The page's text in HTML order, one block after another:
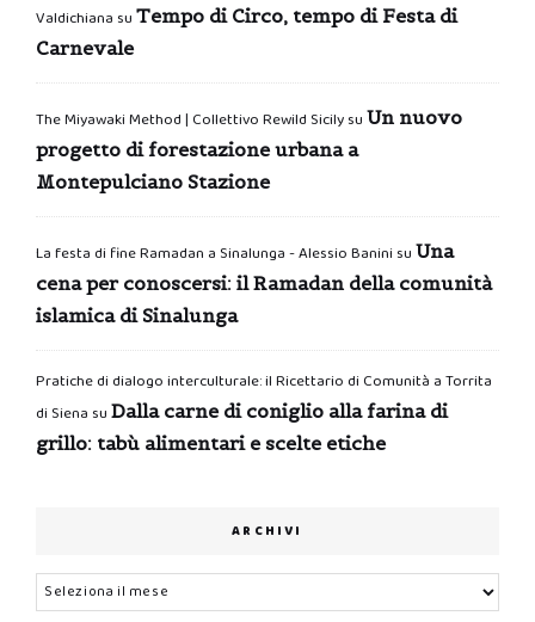
Valdichiana su Tempo di Circo, tempo di Festa di
Carnevale
The Miyawaki Method | Collettivo Rewild Sicilysu Un nuovo
progetto di forestazione urbana a
Montepulciano Stazione
La festa di fine Ramadan a Sinalunga - Alessio Banini su Una
cena per conoscersi: il Ramadan della comunità
islamica di Sinalunga
Pratiche di dialogo interculturale: il Ricettario di Comunità a Torrita
di Siena su Dalla carne di coniglio alla farina di
grillo: tabù alimentari e scelte etiche
ARCHIVI
Archivi